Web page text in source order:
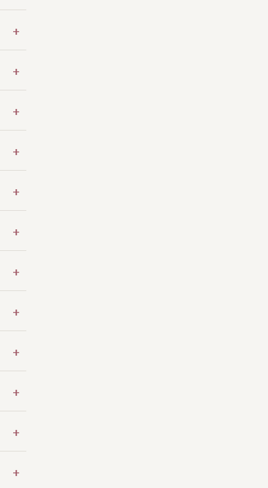
+
+
+
+
+
+
+
+
+
+
+
+